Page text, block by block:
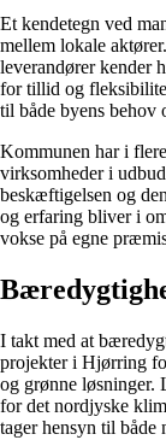
Et kendetegn ved
mellem lokale
leverandører kender
for tillid og
til både byens behov
Kommunen har i
virksomheder i
beskæftigelsen og
og erfaring bliver i
vokse på egne
I takt med at
projekter i Hjørring
og grønne løsninger.
for det nordjyske
tager hensyn til både